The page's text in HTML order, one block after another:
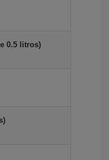
0.5 litros)